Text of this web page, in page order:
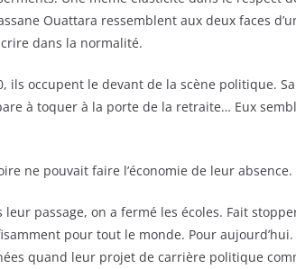
Ouattara ressemblent aux deux faces
dans la normalité.
ils occupent le devant de la scène politique.
à toquer à la porte de la retraite… Eux
ne pouvait faire l’économie de leur absence.
leur passage, on a fermé les écoles. Fait
pour tout le monde. Pour
quand leur projet de carrière politique